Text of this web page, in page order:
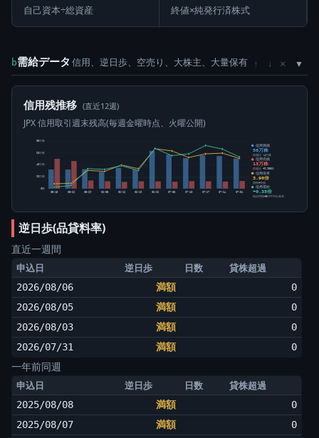
自己資本÷総資産 終値×純発行済株式
b需給データ 信用、逆日歩、空売り、大株主、大量保有 ↑ ↓ ×
信用残推移 (直近12週)
JPX 信用取引週末残高(毎週金曜時点、火曜公開)
0株
20万株
40万株
60万株
80万株
05-15 05-22 05-29 06-05 06-12 06-19 06-26 07-03 07-10 07-17 07-24 07-31
信用買残
50万株
前週比 -4万株
信用売残
13万株
前週比 +9,900株
信用倍率
3.96倍
買残÷売残
信用需給
+0.35倍
純信用残÷5日平均出来高
逆日歩(品貸料率)
直近一週間
申込日 逆日歩 日数 貸株超過
2026/08/06 満額
0
2026/08/05
満額
0
2026/08/03
満額
0
2026/07/31
満額 0
一年前同週
申込日 逆日歩 日数 貸株超過
2025/08/08 満額
0
2025/08/07
満額
0